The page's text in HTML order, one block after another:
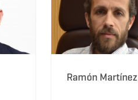
Ramón Martínez